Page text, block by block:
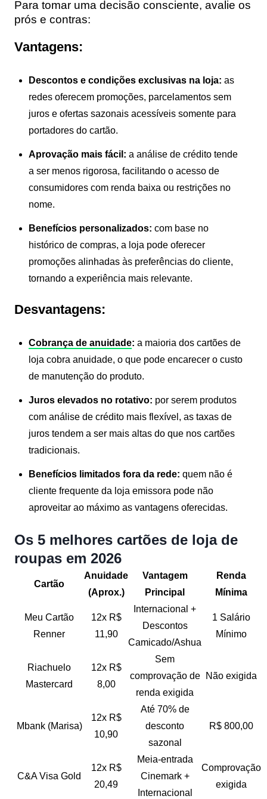
Para tomar uma decisão consciente, avalie os
prós e contras:
Vantagens:
Descontos e condições exclusivas na loja: as
redes oferecem promoções, parcelamentos sem
juros e ofertas sazonais acessíveis somente para
portadores do cartão.
Aprovação mais fácil: a análise de crédito tende
a ser menos rigorosa, facilitando o acesso de
consumidores com renda baixa ou restrições no
nome.
Benefícios personalizados: com base no
histórico de compras, a loja pode oferecer
promoções alinhadas às preferências do cliente,
tornando a experiência mais relevante.
Desvantagens:
Cobrança de anuidade: a maioria dos cartões de
loja cobra anuidade, o que pode encarecer o custo
de manutenção do produto.
Juros elevados no rotativo: por serem produtos
com análise de crédito mais flexível, as taxas de
juros tendem a ser mais altas do que nos cartões
tradicionais.
Benefícios limitados fora da rede: quem não é
cliente frequente da loja emissora pode não
aproveitar ao máximo as vantagens oferecidas.
Os 5 melhores cartões de loja de
roupas em 2026
Cartão
Anuidade
(Aprox.)
Vantagem
Principal
Renda
Mínima
Meu Cartão
Renner
12x R$
11,90
Internacional +
Descontos
Camicado/Ashua
1 Salário
Mínimo
Riachuelo
Mastercard
12x R$
8,00
Sem
comprovação de
renda exigida
Não exigida
Mbank (Marisa)
12x R$
10,90
Até 70% de
desconto
sazonal
R$ 800,00
C&A Visa Gold
12x R$
20,49
Meia-entrada
Cinemark +
Internacional
Comprovação
exigida